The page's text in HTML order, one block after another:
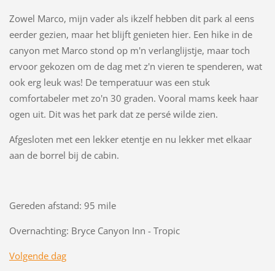
Zowel Marco, mijn vader als ikzelf hebben dit park al eens
eerder gezien, maar het blijft genieten hier. Een hike in de
canyon met Marco stond op m'n verlanglijstje, maar toch
ervoor gekozen om de dag met z'n vieren te spenderen, wat
ook erg leuk was! De temperatuur was een stuk
comfortabeler met zo'n 30 graden. Vooral mams keek haar
ogen uit. Dit was het park dat ze persé wilde zien.
Afgesloten met een lekker etentje en nu lekker met elkaar
aan de borrel bij de cabin.
Gereden afstand: 95 mile
Overnachting: Bryce Canyon Inn - Tropic
Volgende dag